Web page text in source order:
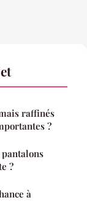
raffinés
?
?
à